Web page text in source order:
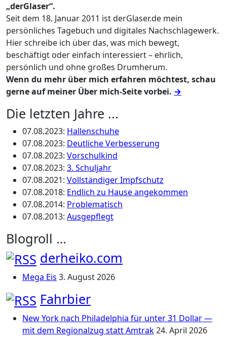
„derGlaser“.
Seit dem 18. Januar 2011 ist derGlaser.de mein
persönliches Tagebuch und digitales Nachschlagewerk.
Hier schreibe ich über das, was mich bewegt,
beschäftigt oder einfach interessiert – ehrlich,
persönlich und ohne großes Drumherum.
Wenn du mehr über mich erfahren möchtest, schau
gerne auf meiner Über mich-Seite vorbei. →
Die letzten Jahre ...
07.08.2023: Hallenschuhe
07.08.2023: Deutliche Verbesserung
07.08.2023: Vorschulkind
07.08.2023: 3. Schuljahr
07.08.2021: Vollständiger Impfschutz
07.08.2018: Endlich zu Hause angekommen
07.08.2014: Problematisch
07.08.2013: Ausgepflegt
Blogroll …
derheiko.com
Mega Eis 3. August 2026
Fahrbier
New York nach Philadelphia für unter 31 Dollar —
mit dem Regionalzug statt Amtrak24. April 2026